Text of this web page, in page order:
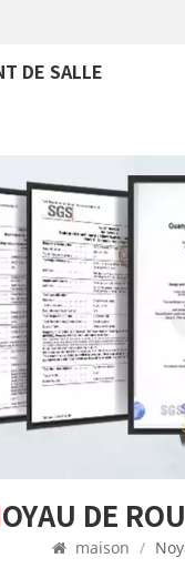
DE SALLE
NOYAU DE
maison /